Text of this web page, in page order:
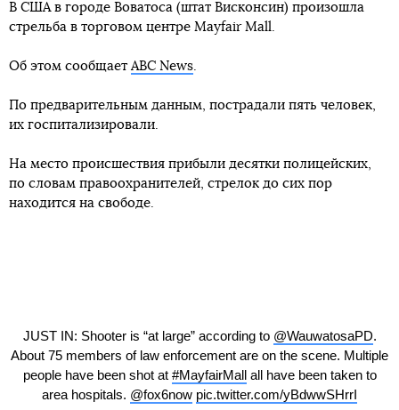
В США в городе Воватоса (штат Висконсин) произошла
стрельба в торговом центре Mayfair Mall.
Об этом сообщаетABC News.
По предварительным данным, пострадали пять человек,
их госпитализировали.
На место происшествия прибыли десятки полицейских,
по словам правоохранителей, стрелок до сих пор
находится на свободе.
JUST IN: Shooter is “at large” according to @WauwatosaPD.
About 75 members of law enforcement are on the scene. Multiple
people have been shot at #MayfairMallall have been taken to
area hospitals. @fox6now pic.twitter.com/yBdwwSHrrI